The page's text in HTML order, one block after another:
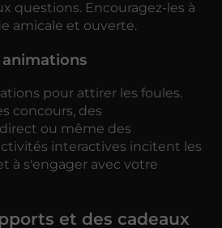
questions. Encouragez-les à
amicale et ouverte.
animations
pour attirer les foules.
concours, des
ou même des
interactives incitent les
à s'engager avec votre
et des cadeaux